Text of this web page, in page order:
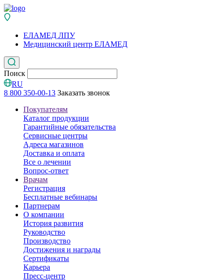
ЕЛАМЕД ЛПУ
Медицинский центр ЕЛАМЕД
Поиск
RU
8 800 350-00-13 Заказать звонок
Покупателям
Каталог продукции
Гарантийные обязательства
Сервисные центры
Адреса магазинов
Доставка и оплата
Все о лечении
Вопрос-ответ
Врачам
Регистрация
Бесплатные вебинары
Партнерам
О компании
История развития
Руководство
Производство
Достижения и награды
Сертификаты
Карьера
Пресс-центр